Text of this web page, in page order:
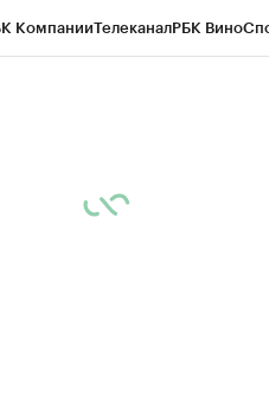
КомпанииТелеканалРБК Вино